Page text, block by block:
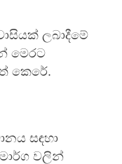
ලබාදීමේ
මෙරට
කෙරේ.
සඳහා
වලින්